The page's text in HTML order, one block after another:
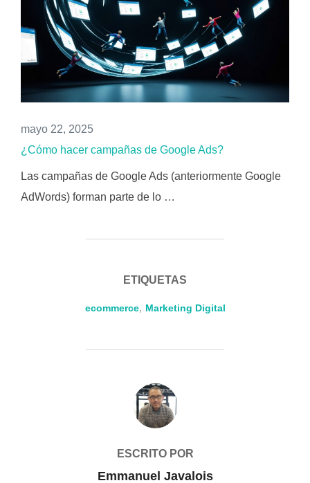
mayo 22, 2025
¿Cómo hacer campañas de Google Ads?
Las campañas de Google Ads (anteriormente Google
AdWords) forman parte de lo …
ETIQUETAS
ecommerce, Marketing Digital
AUTOR DE LA ENTRADA
ESCRITO POR
Emmanuel Javalois